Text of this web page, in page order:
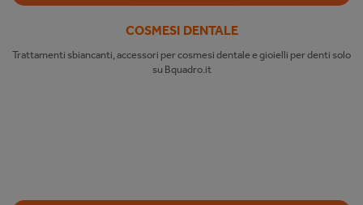
COSMESI DENTALE
Trattamenti sbiancanti, accessori per cosmesi dentale e gioielli per denti solo
su Bquadro.it